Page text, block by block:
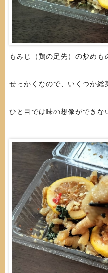
もみじ（鶏の足先）の炒めも
せっかくなので、いくつか総
ひと目では味の想像ができな